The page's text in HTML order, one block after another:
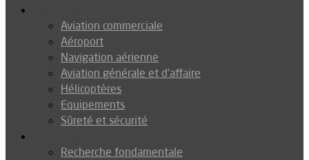
Aviation commerciale
Aéroport
Navigation aérienne
Aviation générale et d’affaire
Hélicoptères
Equipements
Sûreté et sécurité
Recherche fondamentale